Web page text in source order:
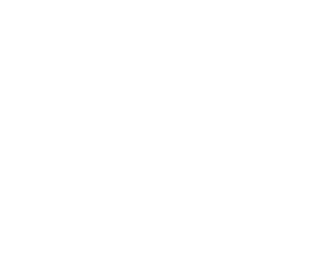
met de klantenservice via: